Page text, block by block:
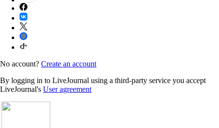
No account? Create an account
By logging in to LiveJournal using a third-party service you accept
LiveJournal's User agreement